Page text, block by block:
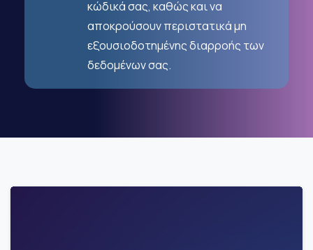
κώδικά σας, καθώς και να
αποκρούσουν περιστατικά μη
εξουσιοδοτημένης διαρροής των
δεδομένων σας.